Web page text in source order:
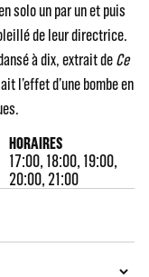
solo un par un et puis
de leur directrice.
à dix, extrait deCe
l’effet d’une bombe en
HORAIRES
17:00, 18:00, 19:00,
20:00, 21:00